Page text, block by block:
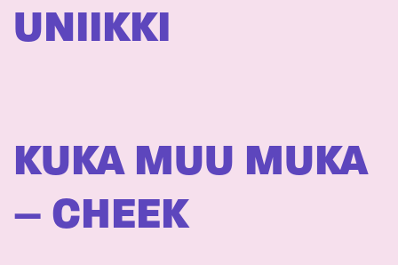
UNIIKKI
KUKA MUU MUKA
– CHEEK